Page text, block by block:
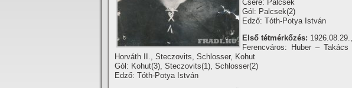
Csere: Palcsek
Gól: Palcsek(2)
Edző: Tóth-Potya István
Első tétmérkőzés:
Ferencváros: Huber –
Horváth II., Steczovits, Schlosser, Kohut
Gól: Kohut(3), Steczovits(1), Schlosser(2)
Edző: Tóth-Potya István